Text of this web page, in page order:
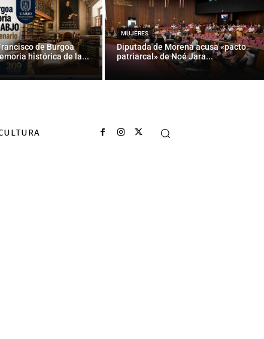
de Burgoa
histórica de la...
MUJERES
Diputada de Morena acusa «pacto
patriarcal» de Noé Jara...